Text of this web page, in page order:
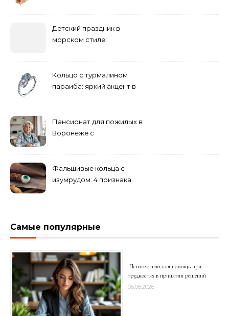
Детский праздник в
морском стиле:
Кольцо с турмалином
параиба: яркий акцент в
Пансионат для пожилых в
Воронеже с
Фальшивые кольца с
изумрудом: 4 признака
Самые популярные
Психологическая помощь при
трудностях в принятии решений
06.08.2026